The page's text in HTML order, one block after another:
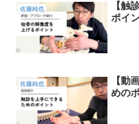
佐藤純也
【触
ポイ
佐藤純也
【動
めの